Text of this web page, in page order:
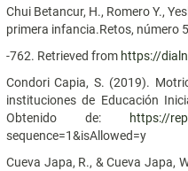
Chui Betancur, H., Romero Y.,
primera infancia.Retos, número
-762. Retrieved from https://
Condori Capia, S. (2019).
instituciones de Educación
Obtenido de: https://
sequence=1&isAllowed=y
Cueva Japa, R., & Cueva Japa,